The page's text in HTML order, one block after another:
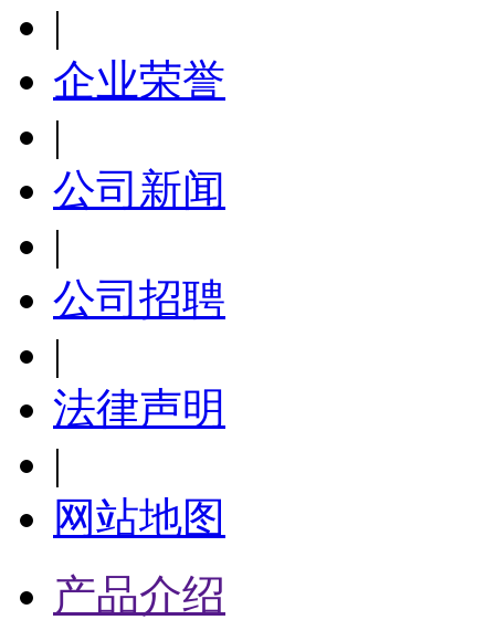
|
企业荣誉
|
公司新闻
|
公司招聘
|
法律声明
|
网站地图
产品介绍